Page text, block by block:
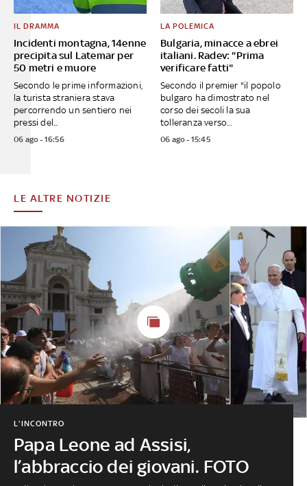
Incidenti montagna, 14enne
precipita sul Latemar per
50 metri e muore
IL DRAMMA
Secondo le prime informazioni,
la turista straniera stava
percorrendo un sentiero nei
pressi del...
06 ago - 16:56
Bulgaria, minacce a ebrei
italiani. Radev: "Prima
verificare fatti"
LA POLEMICA
Secondo il premier "il popolo
bulgaro ha dimostrato nel
corso dei secoli la sua
tolleranza verso...
06 ago - 15:45
LE ALTRE NOTIZIE
Papa Leone ad Assisi,
l’abbraccio dei giovani. FOTO
L'INCONTRO